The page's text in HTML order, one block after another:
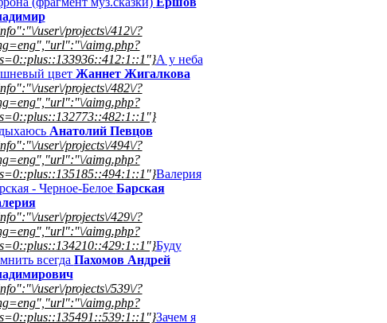
user\/projects\/412\/?
aimg.php?
А у неба
цвет Жаннет Жигалкова
user\/projects\/482\/?
aimg.php?
Анатолий Певцов
user\/projects\/494\/?
aimg.php?
Валерия
- Черное-Белое Барская
user\/projects\/429\/?
aimg.php?
Буду
всегда Пахомов Андрей
user\/projects\/539\/?
aimg.php?
Зачем я